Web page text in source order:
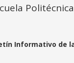
Informativo de